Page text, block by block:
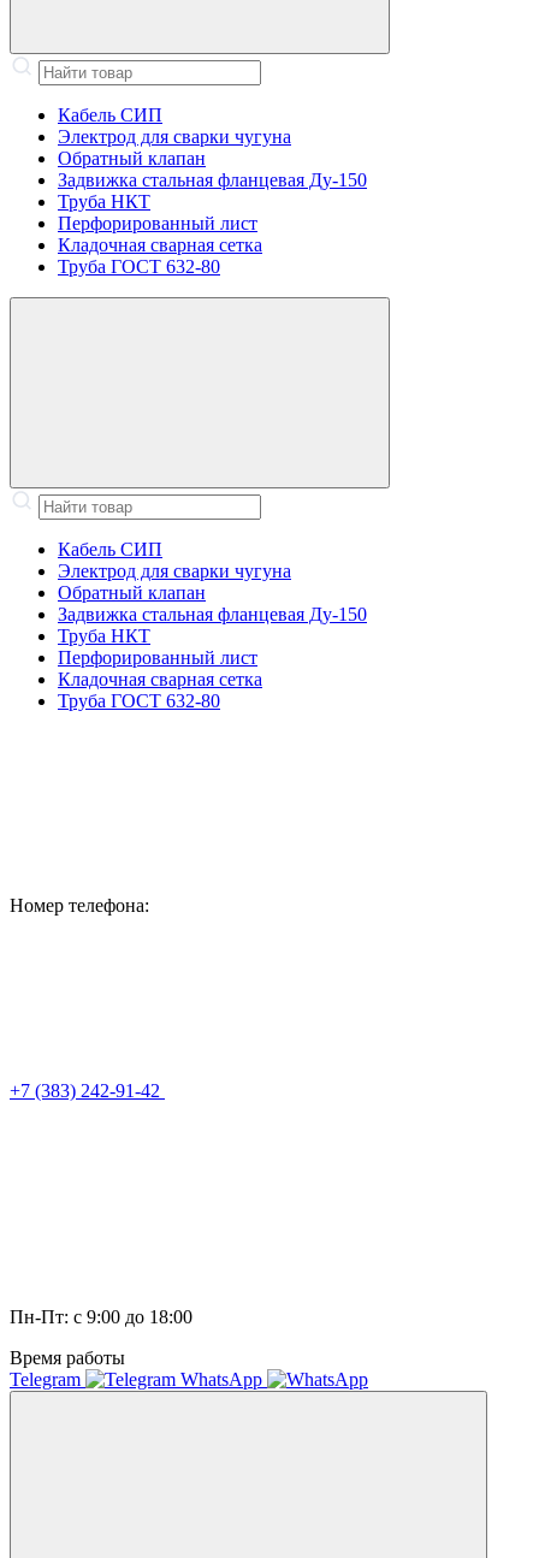
Кабель СИП
Электрод для сварки чугуна
Обратный клапан
Задвижка стальная фланцевая Ду-150
Труба НКТ
Перфорированный лист
Кладочная сварная сетка
Труба ГОСТ 632-80
Кабель СИП
Электрод для сварки чугуна
Обратный клапан
Задвижка стальная фланцевая Ду-150
Труба НКТ
Перфорированный лист
Кладочная сварная сетка
Труба ГОСТ 632-80
Номер телефона:
+7 (383) 242-91-42
Пн-Пт: с 9:00 до 18:00
Время работы
Telegram
WhatsApp